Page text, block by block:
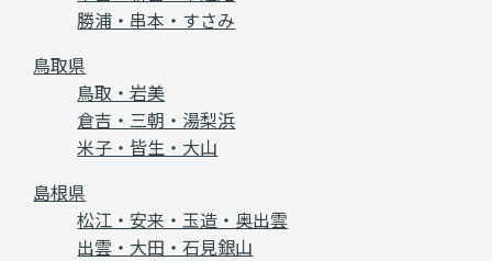
勝浦・串本・すさみ
鳥取県
鳥取・岩美
倉吉・三朝・湯梨浜
米子・皆生・大山
島根県
松江・安来・玉造・奥出雲
出雲・大田・石見銀山